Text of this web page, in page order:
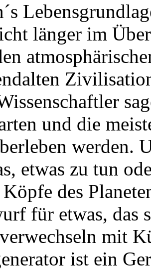
länger im
und die
werden.
etwas zu tun
des
für etwas, das
mit
ist ein